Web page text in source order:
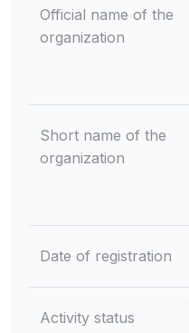
Official name of the
organization
Short name of the
organization
Date of registration
Activity status